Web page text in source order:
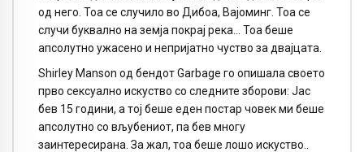
од него. Тоа се случило во Дибоа, Вајоминг. Тоа се
случи буквално на земја покрај река… Тоа беше
апсолутно ужасено и непријатно чуство за двајцата.
Shirley Manson од бендот Garbage го опишала своето
прво сексуално искуство со следните зборови: Јас
бев 15 години, а тој беше еден постар човек ми беше
апсолутно со вљубениот, па бев многу
заинтересирана. За жал, тоа беше лошо искуство..